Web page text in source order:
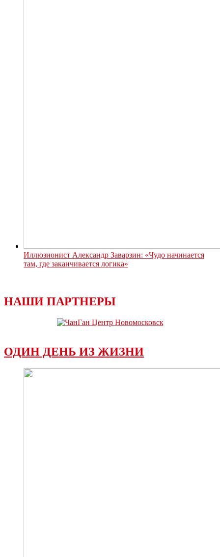
Иллюзионист Александр Заварзин: «Чудо начинается
там, где заканчивается логика»
НАШИ ПАРТНЕРЫ
ОДИН ДЕНЬ ИЗ ЖИЗНИ